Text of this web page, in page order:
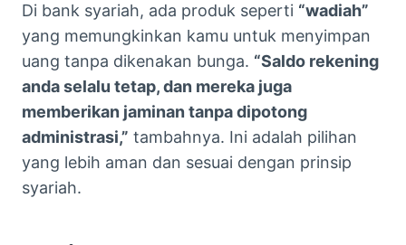
Di bank syariah, ada produk seperti “wadiah”
yang memungkinkan kamu untuk menyimpan
uang tanpa dikenakan bunga. “Saldo rekening
anda selalu tetap, dan mereka juga
memberikan jaminan tanpa dipotong
administrasi,” tambahnya. Ini adalah pilihan
yang lebih aman dan sesuai dengan prinsip
syariah.